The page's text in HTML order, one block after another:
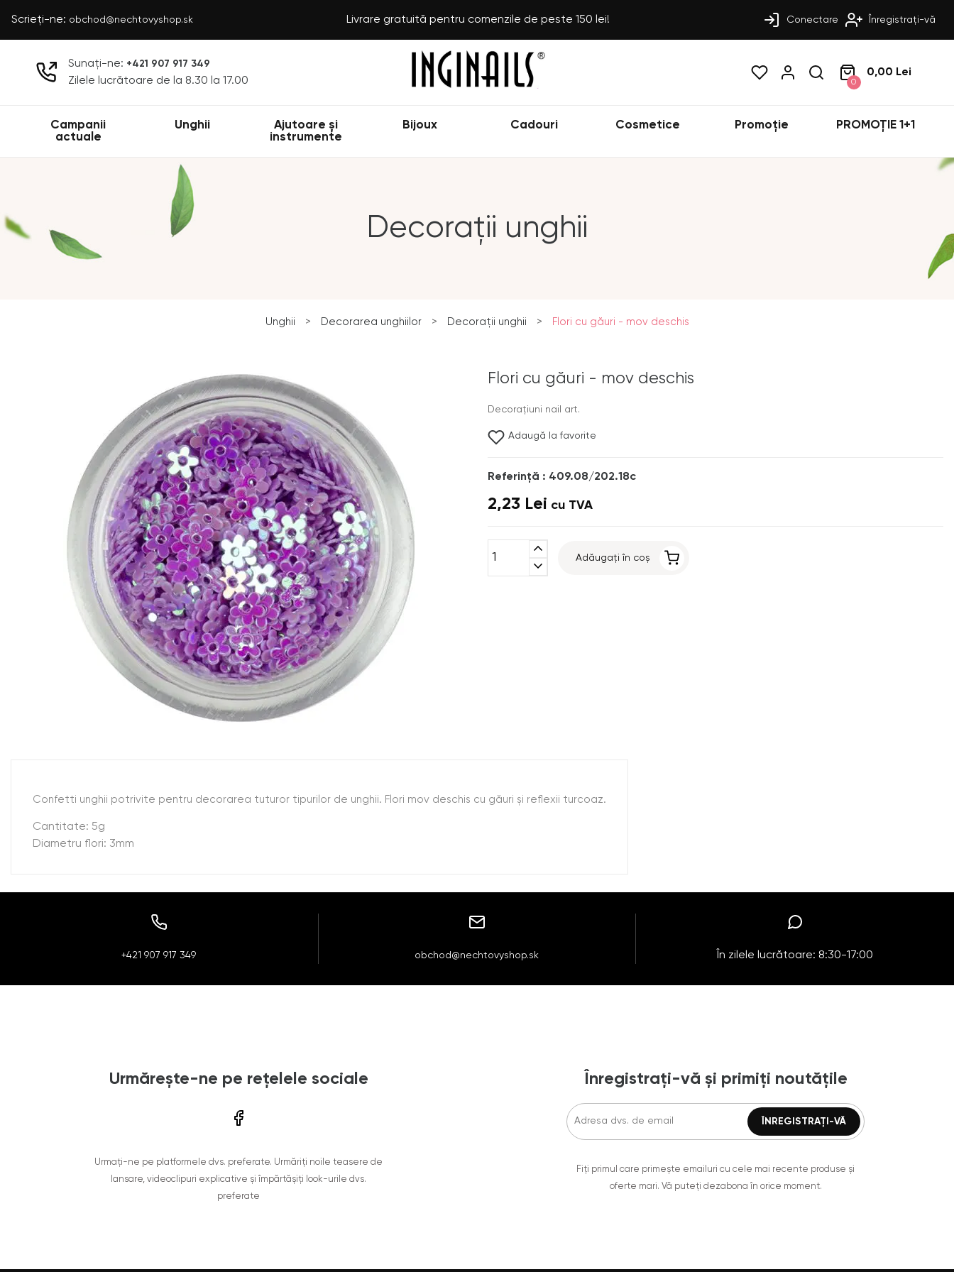
Scrieți-ne: obchod@nechtovyshop.sk Livrare gratuită pentru comenzile de peste 150 lei! Conectare Înregistrați-vă
Sunați-ne: +421 907 917 349
Zilele lucrătoare de la 8.30 la 17.00 0
0,00 Lei
Campanii
actuale
Unghii
Ajutoare și
instrumente
Bijoux Cadouri Cosmetice Promoție PROMOȚIE 1+1
Decorații unghii
Unghii > Decorarea unghiilor > Decorații unghii > Flori cu găuri - mov deschis
Flori cu găuri - mov deschis
Decoraţiuni nail art.
Adaugă la favorite
Referinţă : 409.08/202.18c
2,23 Lei cu TVA
expand_less
expand_more
Adăugați în coș
Confetti unghii potrivite pentru decorarea tuturor tipurilor de unghii. Flori mov deschis cu găuri şi reflexii turcoaz.
Cantitate: 5g
Diametru flori: 3mm
+421 907 917 349 obchod@nechtovyshop.sk În zilele lucrătoare: 8:30-17:00
Urmărește-ne pe rețelele sociale
Urmați-ne pe platformele dvs. preferate. Urmăriți noile teasere de
lansare, videoclipuri explicative și împărtășiți look-urile dvs.
preferate
Înregistrați-vă și primiți noutățile
Fiți primul care primește emailuri cu cele mai recente produse și
oferte mari. Vă puteți dezabona în orice moment.